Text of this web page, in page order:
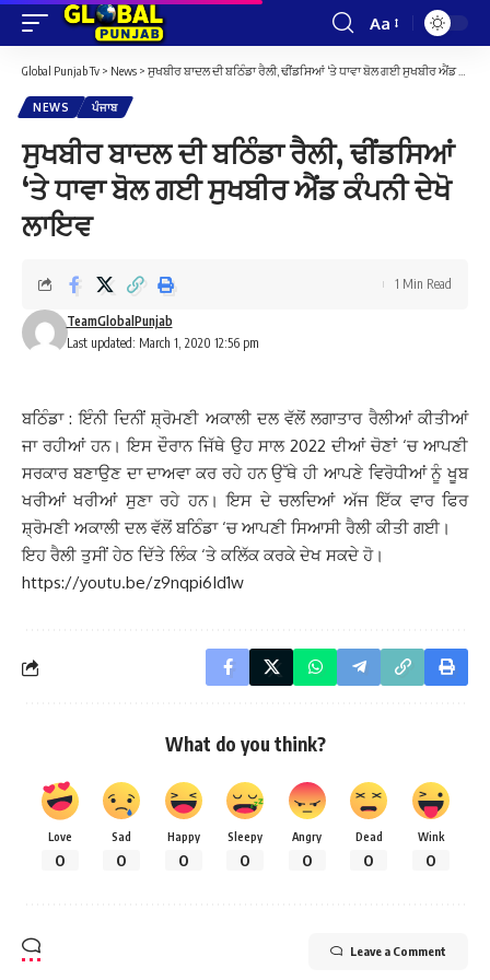
Font
Resizer
Aa
Global Punjab Tv > News > ਸੁਖਬੀਰ ਬਾਦਲ ਦੀ ਬਠਿੰਡਾ ਰੈਲੀ, ਢੀਂਡਸਿਆਂ ‘ਤੇ ਧਾਵਾ ਬੋਲ ਗਈ ਸੁਖਬੀਰ ਐਂਡ ਕੰਪਨੀ ਦੇਖੋ ਲਾਇਵ
NEWS ਪੰਜਾਬ
ਸੁਖਬੀਰ ਬਾਦਲ ਦੀ ਬਠਿੰਡਾ ਰੈਲੀ, ਢੀਂਡਸਿਆਂ
‘ਤੇ ਧਾਵਾ ਬੋਲ ਗਈ ਸੁਖਬੀਰ ਐਂਡ ਕੰਪਨੀ ਦੇਖੋ
ਲਾਇਵ
Last updated: March 1, 2020 12:56 pm
TeamGlobalPunjab
1 Min Read
ਬਠਿੰਡਾ : ਇੰਨੀ ਦਿਨੀਂ ਸ਼੍ਰੋਮਣੀ ਅਕਾਲੀ ਦਲ ਵੱਲੋਂ ਲਗਾਤਾਰ ਰੈਲੀਆਂ ਕੀਤੀਆਂ
ਜਾ ਰਹੀਆਂ ਹਨ। ਇਸ ਦੌਰਾਨ ਜਿੱਥੇ ਉਹ ਸਾਲ 2022 ਦੀਆਂ ਚੋਣਾਂ ‘ਚ ਆਪਣੀ
ਸਰਕਾਰ ਬਣਾਉਣ ਦਾ ਦਾਅਵਾ ਕਰ ਰਹੇ ਹਨ ਉੱਥੇ ਹੀ ਆਪਣੇ ਵਿਰੋਧੀਆਂ ਨੂੰ ਖੂਬ
ਖਰੀਆਂ ਖਰੀਆਂ ਸੁਣਾ ਰਹੇ ਹਨ। ਇਸ ਦੇ ਚਲਦਿਆਂ ਅੱਜ ਇੱਕ ਵਾਰ ਫਿਰ
ਸ਼੍ਰੋਮਣੀ ਅਕਾਲੀ ਦਲ ਵੱਲੋਂ ਬਠਿੰਡਾ ‘ਚ ਆਪਣੀ ਸਿਆਸੀ ਰੈਲੀ ਕੀਤੀ ਗਈ।
ਇਹ ਰੈਲੀ ਤੁਸੀਂ ਹੇਠ ਦਿੱਤੇ ਲਿੰਕ ‘ਤੇ ਕਲਿੱਕ ਕਰਕੇ ਦੇਖ ਸਕਦੇ ਹੋ।
https://youtu.be/z9nqpi6Id1w
What do you think?
Love
0
Sad
0
Happy
0
Sleepy
0
Angry
0
Dead
0
Wink
0
Leave a Comment